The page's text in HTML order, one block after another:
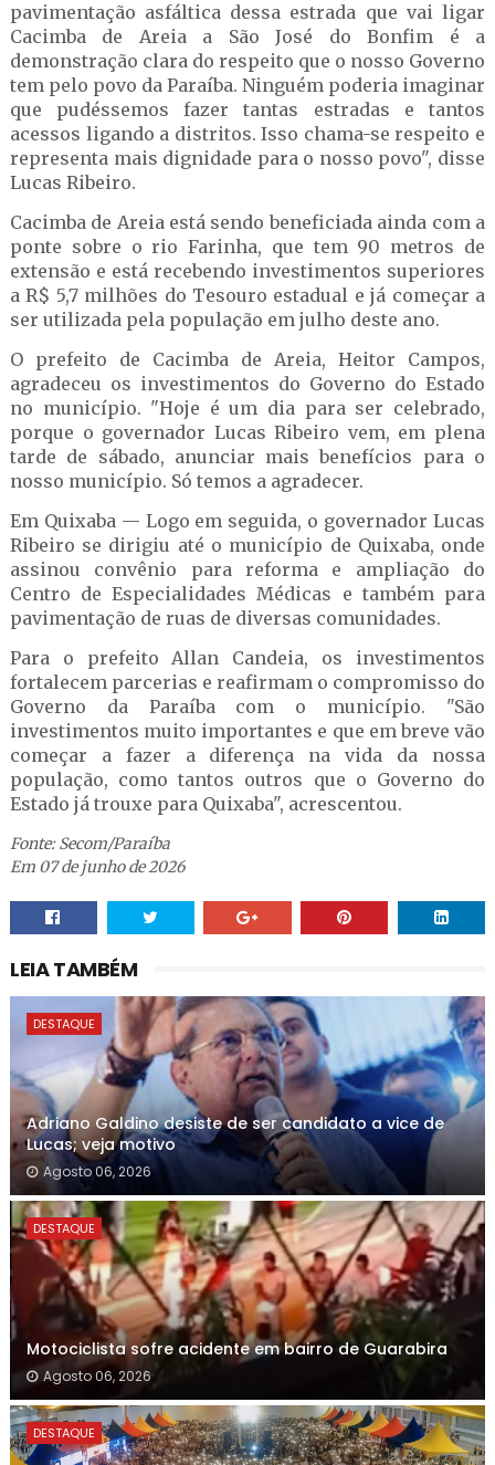
pavimentação asfáltica dessa estrada que vai ligar
Cacimba de Areia a São José do Bonfim é a
demonstração clara do respeito que o nosso Governo
tem pelo povo da Paraíba. Ninguém poderia imaginar
que pudéssemos fazer tantas estradas e tantos
acessos ligando a distritos. Isso chama-se respeito e
representa mais dignidade para o nosso povo", disse
Lucas Ribeiro.
Cacimba de Areia está sendo beneficiada ainda com a
ponte sobre o rio Farinha, que tem 90 metros de
extensão e está recebendo investimentos superiores
a R$ 5,7 milhões do Tesouro estadual e já começar a
ser utilizada pela população em julho deste ano.
O prefeito de Cacimba de Areia, Heitor Campos,
agradeceu os investimentos do Governo do Estado
no município. "Hoje é um dia para ser celebrado,
porque o governador Lucas Ribeiro vem, em plena
tarde de sábado, anunciar mais benefícios para o
nosso município. Só temos a agradecer.
Em Quixaba — Logo em seguida, o governador Lucas
Ribeiro se dirigiu até o município de Quixaba, onde
assinou convênio para reforma e ampliação do
Centro de Especialidades Médicas e também para
pavimentação de ruas de diversas comunidades.
Para o prefeito Allan Candeia, os investimentos
fortalecem parcerias e reafirmam o compromisso do
Governo da Paraíba com o município. "São
investimentos muito importantes e que em breve vão
começar a fazer a diferença na vida da nossa
população, como tantos outros que o Governo do
Estado já trouxe para Quixaba", acrescentou.
Fonte: Secom/Paraíba
Em 07 de junho de 2026
LEIA TAMBÉM
DESTAQUE
Adriano Galdino desiste de ser candidato a vice de
Lucas; veja motivo
Agosto 06, 2026
DESTAQUE
Motociclista sofre acidente em bairro de Guarabira
Agosto 06, 2026
DESTAQUE